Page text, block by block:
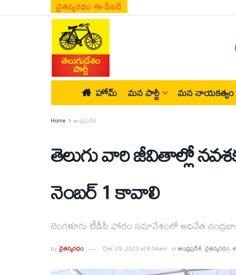
చైతన్యరధం ఈ-పేపర్
హోమ్ మన పార్టీ మన నాయకత్వం
Home ఆంధ్రప్రదేశ్
తెలుగు వారి జీవితాల్లో
నెంబర్‌ 1 కావాలి
బెంగళూరు టీడీపీ ఫోరం సమావేశంలో అధినేత
byచైతన్యరధం Dec 29, 2023 at 8:54am inఆంధ్రప్రదేశ్,చైతన్యరధం,